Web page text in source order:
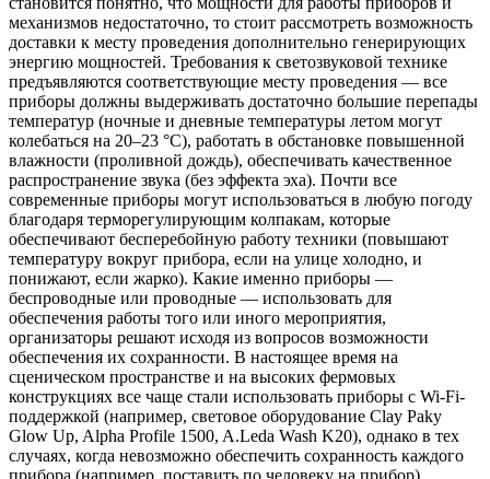
механизмов недостаточно, то стоит рассмотреть возможность
доставки к месту проведения дополнительно генерирующих
энергию мощностей. Требования к светозвуковой технике
предъявляются соответствующие месту проведения — все
приборы должны выдерживать достаточно большие перепады
температур (ночные и дневные температуры летом могут
колебаться на 20–23 °С), работать в обстановке повышенной
влажности (проливной дождь), обеспечивать качественное
распространение звука (без эффекта эха). Почти все
современные приборы могут использоваться в любую погоду
благодаря терморегулирующим колпакам, которые
обеспечивают бесперебойную работу техники (повышают
температуру вокруг прибора, если на улице холодно, и
понижают, если жарко). Какие именно приборы —
беспроводные или проводные — использовать для
обеспечения работы того или иного мероприятия,
организаторы решают исходя из вопросов возможности
обеспечения их сохранности. В настоящее время на
сценическом пространстве и на высоких фермовых
конструкциях все чаще стали использовать приборы с Wi-Fi-
поддержкой (например, световое оборудование Clay Paky
Glow Up, Alpha Profile 1500, A.Leda Wash K20), однако в тех
случаях, когда невозможно обеспечить сохранность каждого
прибора (например, поставить по человеку на прибор),